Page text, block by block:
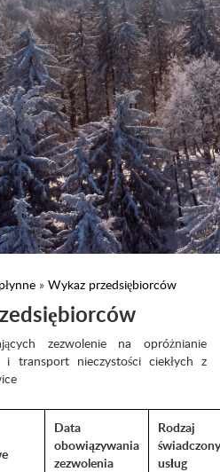
» Wykaz przedsiębiorców
zezwolenie na opróżnianie
i transport nieczystości ciekłych z
Data
obowiązywania
zezwolenia
Rodzaj
usług